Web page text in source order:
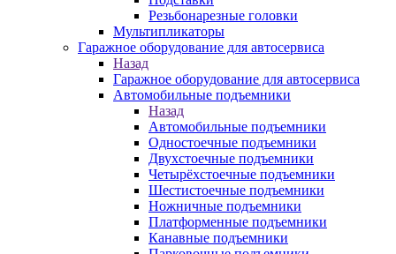
Резьбонарезные головки
Мультипликаторы
Гаражное оборудование для автосервиса
Назад
Гаражное оборудование для автосервиса
Автомобильные подъемники
Назад
Автомобильные подъемники
Одностоечные подъемники
Двухстоечные подъемники
Четырёхстоечные подъемники
Шестистоечные подъемники
Ножничные подъемники
Платформенные подъемники
Канавные подъемники